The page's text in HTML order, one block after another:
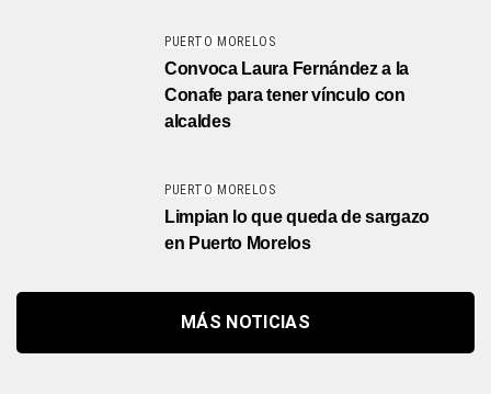
PUERTO MORELOS
Convoca Laura Fernández a la
Conafe para tener vínculo con
alcaldes
PUERTO MORELOS
Limpian lo que queda de sargazo
en Puerto Morelos
MÁS NOTICIAS